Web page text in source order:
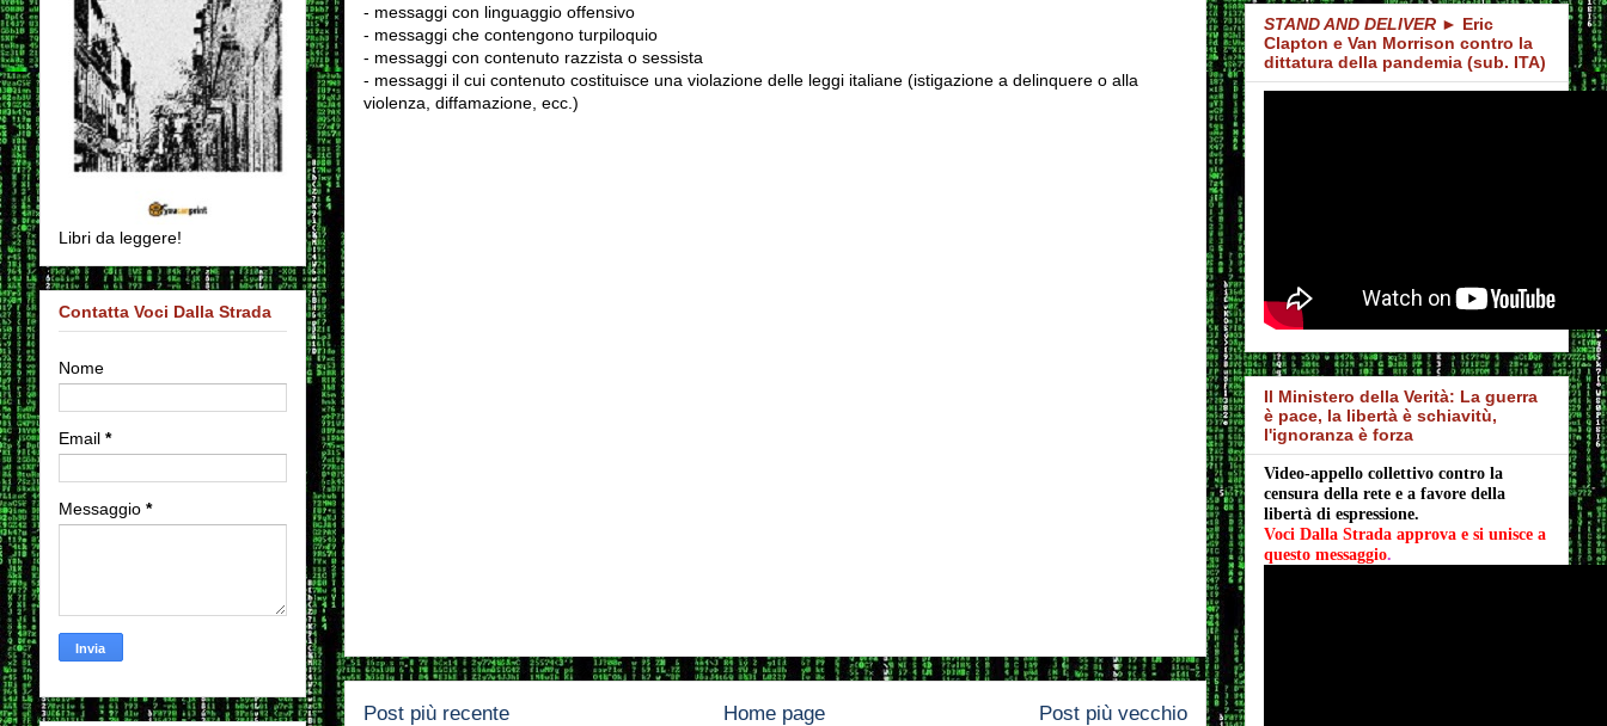
- messaggi con linguaggio offensivo
- messaggi che contengono turpiloquio
- messaggi con contenuto razzista o sessista
- messaggi il cui contenuto costituisce una violazione delle leggi italiane (istigazione a delinquere o alla
violenza, diffamazione, ecc.)
Post più recente Post più vecchio
Home page
Libri da leggere!
Contatta Voci Dalla Strada
Nome
Email *
Messaggio *
STAND AND DELIVER► Eric
Clapton e Van Morrison contro la
dittatura della pandemia (sub. ITA)
Il Ministero della Verità: La guerra
è pace, la libertà è schiavitù,
l'ignoranza è forza
Video-appello collettivo contro la
censura della rete e a favore della
libertà di espressione.
Voci Dalla Strada approva e si unisce a
questo messaggio.